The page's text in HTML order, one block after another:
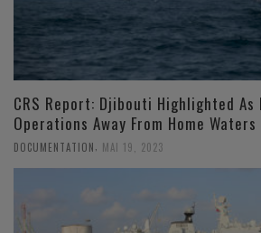
CRS Report: Djibouti Highlighted As
Operations Away From Home Waters
DOCUMENTATION, MAI 19, 2023